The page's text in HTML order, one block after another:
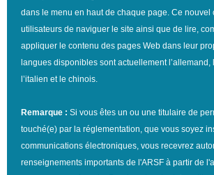
dans le menu en haut de chaque page. Ce nouvel
utilisateurs de naviguer le site ainsi que de lire,
appliquer le contenu des pages Web dans leur
langues disponibles sont actuellement l’allemand,
l’italien et le chinois.
Remarque : Si vous êtes un ou une titulaire de
touché(e) par la réglementation, que vous soyez
communications électroniques, vous recevrez
renseignements importants de l'ARSF à partir de